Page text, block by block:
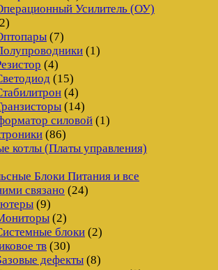
Усилитель (ОУ)
(7)
(1)
(4)
(15)
(4)
(14)
силовой (1)
(86)
котлы (Платы управления)
Блоки Питания и все
связано (24)
(9)
(2)
блоки (2)
тв (30)
дефекты (8)